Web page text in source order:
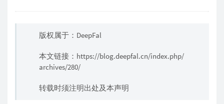
版权属于：DeepFal
本文链接： https://blog.deepfal.cn/index.php/
archives/280/
转载时须注明出处及本声明